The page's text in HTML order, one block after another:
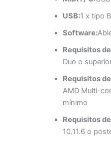
USB:1 x tipo B
Software:
Requisitos
Duo o
Requisitos
AMD Multi-
mínimo
Requisitos
10.11.6 o